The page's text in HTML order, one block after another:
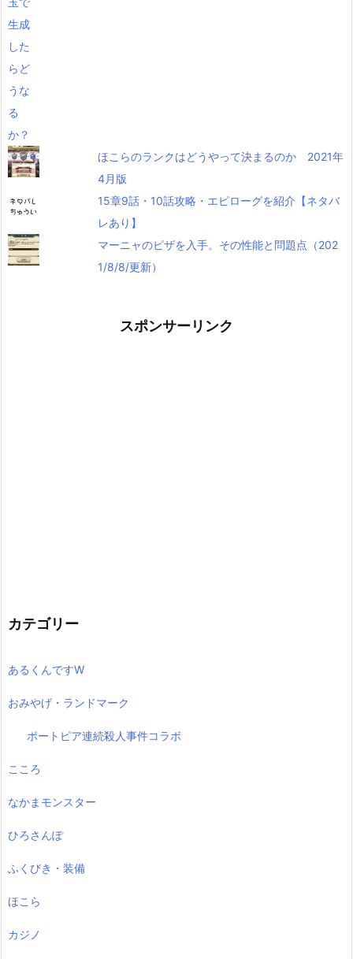
ほこらのランクはどうやって決まるのか 2021年
4月版
15章9話・10話攻略・エピローグを紹介【ネタバ
レあり】
マーニャのピザを入手。その性能と問題点（202
1/8/8/更新）
スポンサーリンク
カテゴリー
あるくんですW
おみやげ・ランドマーク
ポートピア連続殺人事件コラボ
こころ
なかまモンスター
ひろさんぽ
ふくびき・装備
ほこら
カジノ